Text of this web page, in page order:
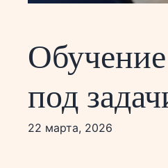
под
22 марта, 2026